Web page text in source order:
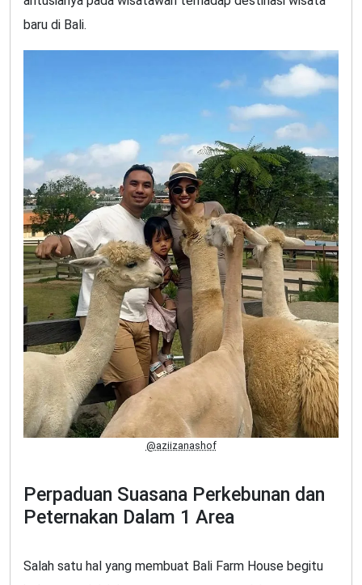
baru di Bali.
@aziizanashof
Perpaduan Suasana Perkebunan dan
Peternakan Dalam 1 Area
Salah satu hal yang membuat Bali Farm House begitu